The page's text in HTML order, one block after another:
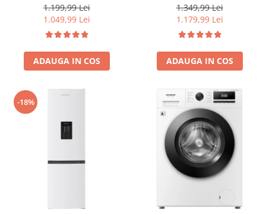
electronic, Iluminare LED, Usi
reversibile, Clasa E, H 180 cm,
Alb
1.199,99 Lei
1.049,99 Lei
ADAUGA IN COS
Iluminare LED, dezghetare
automata frigider, H 180 cm,
Inox
1.349,99 Lei
1.179,99 Lei
ADAUGA IN COS
-18%